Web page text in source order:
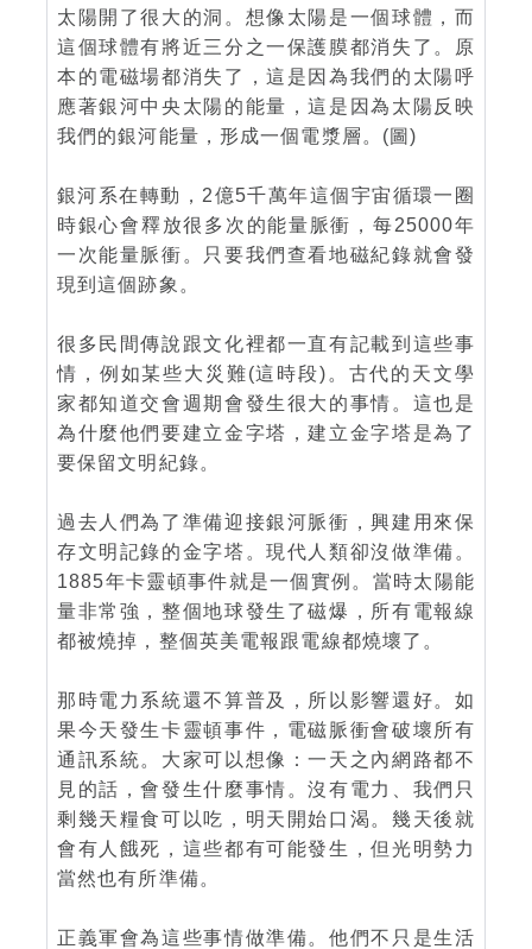
太陽開了很大的洞。想像太陽是一個球體，而
這個球體有將近三分之一保護膜都消失了。原
本的電磁場都消失了，這是因為我們的太陽呼
應著銀河中央太陽的能量，這是因為太陽反映
我們的銀河能量，形成一個電漿層。(圖)
銀河系在轉動，2億5千萬年這個宇宙循環一圈
時銀心會釋放很多次的能量脈衝，每25000年
一次能量脈衝。只要我們查看地磁紀錄就會發
現到這個跡象。
很多民間傳說跟文化裡都一直有記載到這些事
情，例如某些大災難(這時段)。古代的天文學
家都知道交會週期會發生很大的事情。這也是
為什麼他們要建立金字塔，建立金字塔是為了
要保留文明紀錄。
過去人們為了準備迎接銀河脈衝，興建用來保
存文明記錄的金字塔。現代人類卻沒做準備。
1885年卡靈頓事件就是一個實例。當時太陽能
量非常強，整個地球發生了磁爆，所有電報線
都被燒掉，整個英美電報跟電線都燒壞了。
那時電力系統還不算普及，所以影響還好。如
果今天發生卡靈頓事件，電磁脈衝會破壞所有
通訊系統。大家可以想像：一天之內網路都不
見的話，會發生什麼事情。沒有電力、我們只
剩幾天糧食可以吃，明天開始口渴。幾天後就
會有人餓死，這些都有可能發生，但光明勢力
當然也有所準備。
正義軍會為這些事情做準備。他們不只是生活